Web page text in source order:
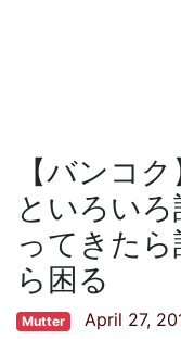
【バンコ
といろい
ってきた
ら困る
Mutter April 27,